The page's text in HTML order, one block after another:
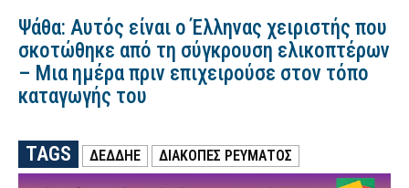
Ψάθα: Αυτός είναι ο Έλληνας χειριστής που
σκοτώθηκε από τη σύγκρουση ελικοπτέρων
– Μια ημέρα πριν επιχειρούσε στον τόπο
καταγωγής του
TAGS ΔΕΔΔΗΕ ΔΙΑΚΟΠΕΣ ΡΕΥΜΑΤΟΣ